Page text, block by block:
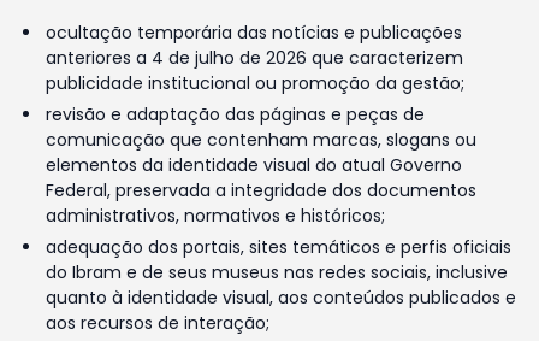
ocultação temporária das notícias e publicações
anteriores a 4 de julho de 2026 que caracterizem
publicidade institucional ou promoção da gestão;
revisão e adaptação das páginas e peças de
comunicação que contenham marcas, slogans ou
elementos da identidade visual do atual Governo
Federal, preservada a integridade dos documentos
administrativos, normativos e históricos;
adequação dos portais, sites temáticos e perfis oficiais
do Ibram e de seus museus nas redes sociais, inclusive
quanto à identidade visual, aos conteúdos publicados e
aos recursos de interação;